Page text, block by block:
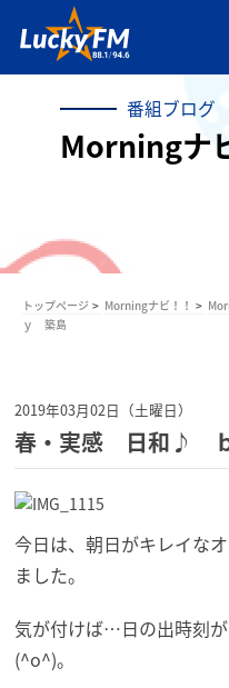
番組ブログ
Morningナ
トップページ Morningナビ！！
ｙ 築島
2019年03月02日（土曜日）
春・実感 日和♪
今日は、朝日がキレイな
ました。
気が付けば…日の出時刻
(^o^)。